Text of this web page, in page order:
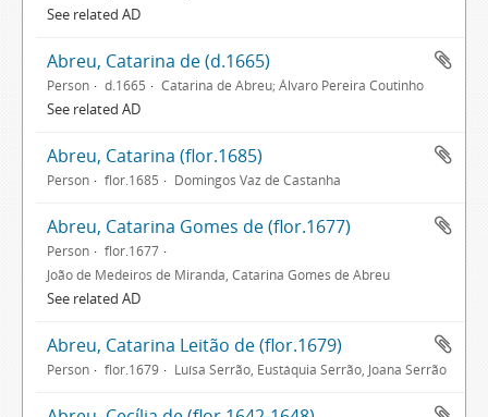
See related AD
Abreu, Catarina de (d.1665)
Person d.1665 Catarina de Abreu; Álvaro Pereira Coutinho
See related AD
Abreu, Catarina (flor.1685)
Person flor.1685 Domingos Vaz de Castanha
Abreu, Catarina Gomes de (flor.1677)
Person
flor.1677
João de Medeiros de Miranda, Catarina Gomes de Abreu
See related AD
Abreu, Catarina Leitão de (flor.1679)
Person flor.1679 Luísa Serrão, Eustáquia Serrão, Joana Serrão